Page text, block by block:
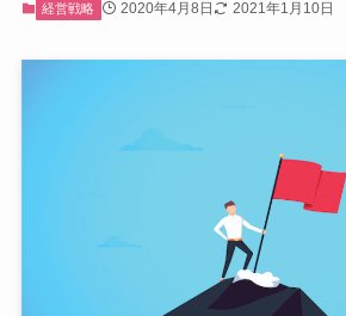
経営戦略 2020年4月8日 2021年1月10日